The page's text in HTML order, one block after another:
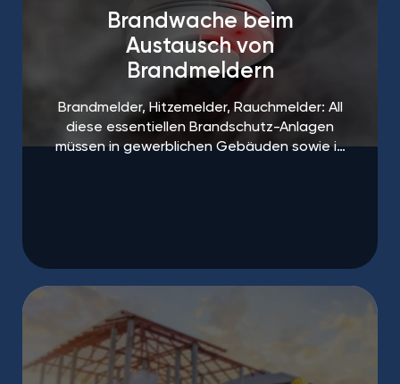
Brandwache beim
Austausch von
Brandmeldern
Brandmelder, Hitzemelder, Rauchmelder: All
diese essentiellen Brandschutz-Anlagen
müssen in gewerblichen Gebäuden sowie in